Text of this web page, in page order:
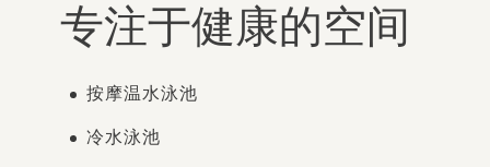
专注于健康的空间
按摩温水泳池
冷水泳池